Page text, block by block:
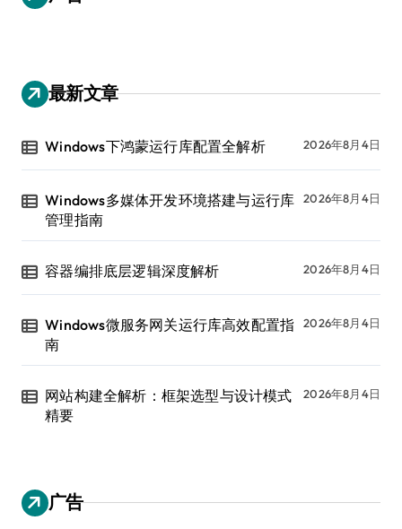
最新文章
Windows下鸿蒙运行库配置全解析 2026年8月4日
Windows多媒体开发环境搭建与运行库
管理指南
2026年8月4日
容器编排底层逻辑深度解析 2026年8月4日
Windows微服务网关运行库高效配置指
南
2026年8月4日
网站构建全解析：框架选型与设计模式
精要
2026年8月4日
广告